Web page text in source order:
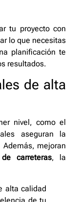
tu proyecto con
lo que necesitas
planificación te
resultados.
de alta
nivel, como el
aseguran la
mejoran
carreteras, la
alta calidad